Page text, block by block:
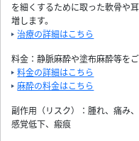
を細くするために取った軟骨や
増します。
治療の詳細はこちら
料金：静脈麻酔や塗布麻酔等を
料金の詳細はこちら
麻酔の料金はこちら
副作用（リスク）：腫れ、痛み
感覚低下、瘢痕